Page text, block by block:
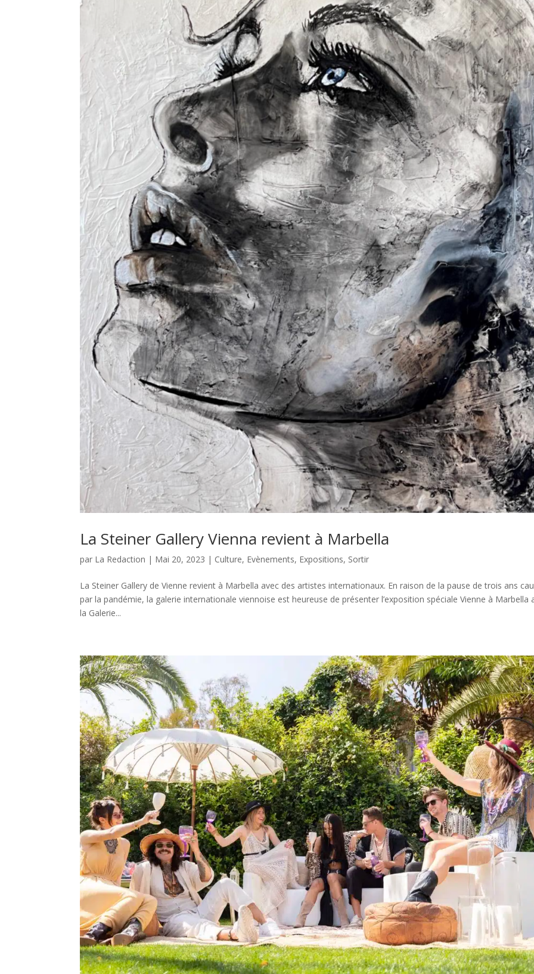
La Steiner Gallery Vienna revient à Marbella
par La Redaction | Mai 20, 2023 | Culture, Evènements, Expositions, Sortir
La Steiner Gallery de Vienne revient à Marbella avec des artistes internationaux. En raison de la pause de trois ans
par la pandémie, la galerie internationale viennoise est heureuse de présenter l’exposition spéciale Vienne à Marbella
la Galerie...